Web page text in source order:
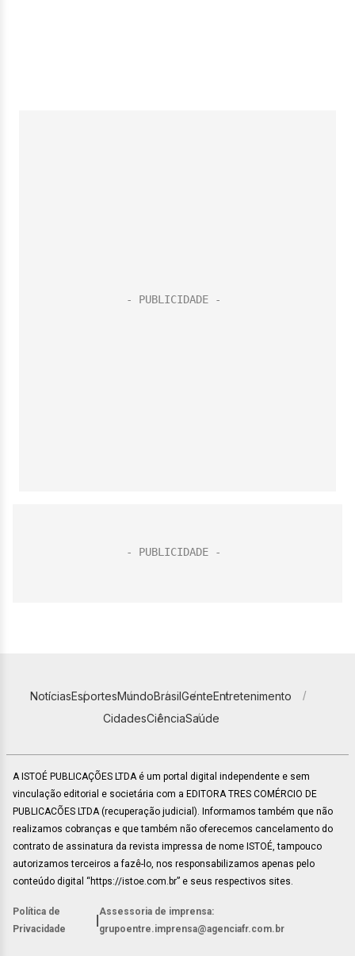
NotíciasEsportesMundoBrasilGenteEntretenimento
CidadesCiênciaSaúde
A ISTOÉ PUBLICAÇÕES LTDA é um portal digital independente e sem
vinculação editorial e societária com a EDITORA TRES COMÉRCIO DE
PUBLICACÕES LTDA (recuperação judicial). Informamos também que não
realizamos cobranças e que também não oferecemos cancelamento do
contrato de assinatura da revista impressa de nome ISTOÉ, tampouco
autorizamos terceiros a fazê-lo, nos responsabilizamos apenas pelo
conteúdo digital “https://istoe.com.br” e seus respectivos sites.
Política de
Privacidade
Assessoria de imprensa:
grupoentre.imprensa@agenciafr.com.br